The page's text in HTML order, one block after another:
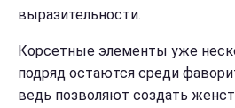
выразительности.
Корсетные элементы уже
подряд остаются среди
ведь позволяют создать